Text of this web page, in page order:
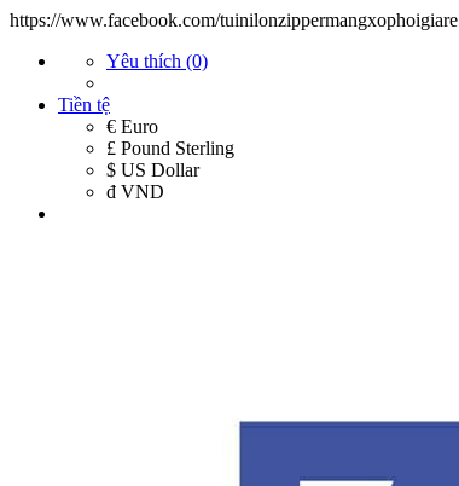
https://www.facebook.com/tuinilonzippermangxophoigiare
Yêu thích (0)
Tiền tệ
€ Euro
£ Pound Sterling
$ US Dollar
đ VND